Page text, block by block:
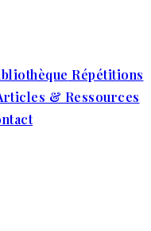
Répétitions
& Ressources